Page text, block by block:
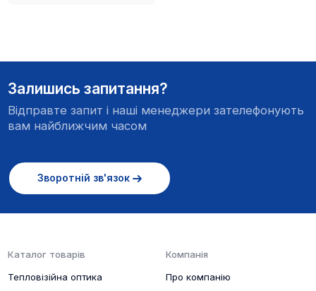
Залишись запитання?
Відправте запит і наші менеджери зателефонують
вам найближчим часом
Зворотній зв'язок
Каталог товарів
Тепловізійна оптика
Компанія
Про компанію